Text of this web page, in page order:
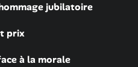
jubilatoire
prix
à la morale